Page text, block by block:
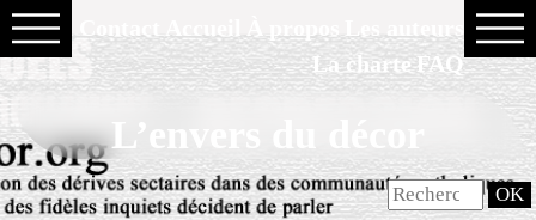
La charte FAQ
L’envers du décor